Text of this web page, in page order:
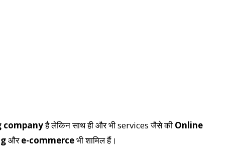
है लेकिन साथ ही और भी services जैसे की Online
औरe-commerceभी शामिल हैं।